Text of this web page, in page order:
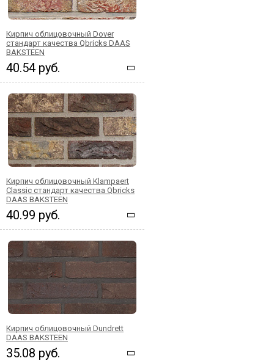
Кирпич облицовочный Dover
стандарт качества Qbricks DAAS
BAKSTEEN
40.54 руб.
Кирпич облицовочный Klampaert
Classic стандарт качества Qbricks
DAAS BAKSTEEN
40.99 руб.
Кирпич облицовочный Dundrett
DAAS BAKSTEEN
35.08 руб.